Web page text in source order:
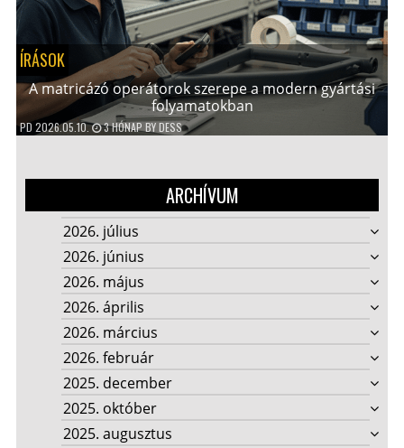
ÍRÁSOK
A matricázó operátorok szerepe a modern gyártási
folyamatokban
PD 2026.05.10. 3 HÓNAPBYDESS
ARCHÍVUM
2026. július
2026. június
2026. május
2026. április
2026. március
2026. február
2025. december
2025. október
2025. augusztus